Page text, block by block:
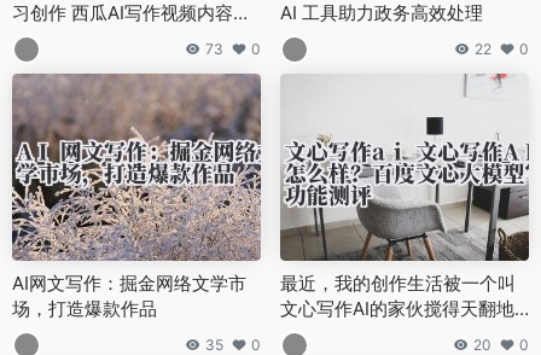
习创作 西瓜AI写作视频内容与
学习方法
73 0
AI 工具助力政务高效处理
22 0
AI网文写作：掘金网络文学市
场，打造爆款作品
35 0
最近，我的创作生活被一个叫
文心写作AI的家伙搅得天翻地
覆。
20 0